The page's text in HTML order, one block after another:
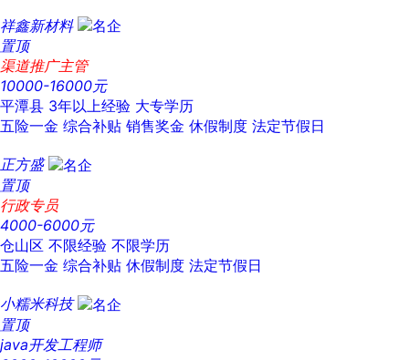
祥鑫新材料
置顶
渠道推广主管
10000-16000元
平潭县 3年以上经验 大专学历
五险一金 综合补贴 销售奖金 休假制度 法定节假日
正方盛
置顶
行政专员
4000-6000元
仓山区 不限经验 不限学历
五险一金 综合补贴 休假制度 法定节假日
小糯米科技
置顶
java开发工程师